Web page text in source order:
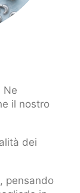
Ne
il nostro
dei
pensando